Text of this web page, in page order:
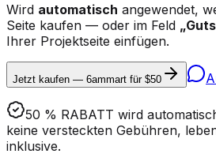
Wird automatisch angewendet,
Seite kaufen — oder im Feld
Ihrer Projektseite einfügen.
Jetzt kaufen — 6ammart für $50
50 % RABATT wird
keine versteckten Gebühren,
inklusive.